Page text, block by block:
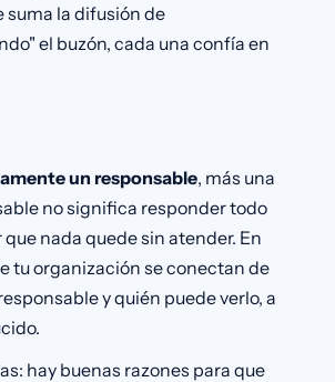
suma la difusión de
el buzón, cada una confía en
un responsable, más una
no significa responder todo
nada quede sin atender. En
tu organización se conectan de
y quién puede verlo, a
hay buenas razones para que